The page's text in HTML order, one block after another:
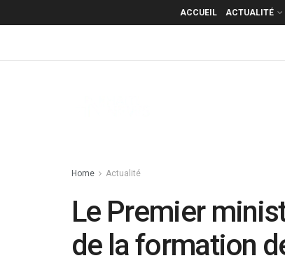
ACCUEIL ACTUALITÉ
Home Actualité
Le Premier
de la formation